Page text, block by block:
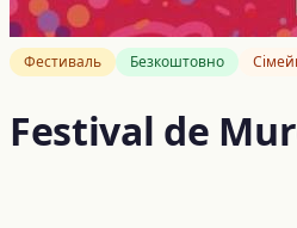
Фестиваль Безкоштовно
Festival de